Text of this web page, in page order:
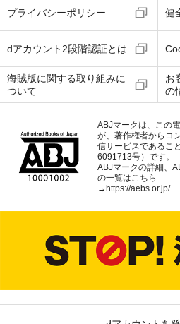
プライバシーポリシー 健
dアカウント2段階認証とは
海賊版に関する取り組みに
ついて
お
の
ABJマークは、この
が、著作権者からコ
信サービスであるこ
6091713号）です。
ABJマークの詳細、
の一覧はこちら
→https://aebs.or.jp/